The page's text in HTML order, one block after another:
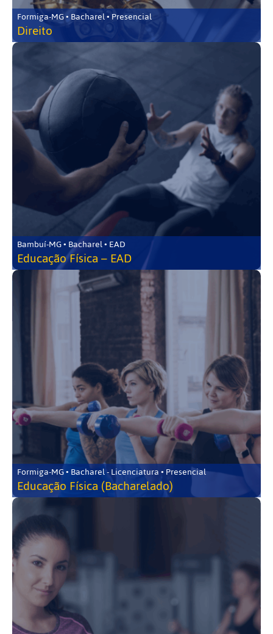
Formiga-MG • Bacharel • Presencial
Direito
Bambuí-MG • Bacharel • EAD
Educação Física – EAD
Formiga-MG • Bacharel - Licenciatura • Presencial
Educação Física (Bacharelado)